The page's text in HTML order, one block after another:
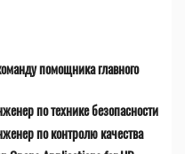
помощника главного
по технике безопасности
по контролю качества